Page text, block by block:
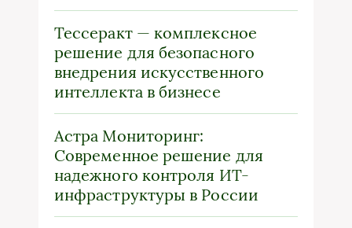
Тессеракт — комплексное
решение для безопасного
внедрения искусственного
интеллекта в бизнесе
Астра Мониторинг:
Современное решение для
надежного контроля ИТ-
инфраструктуры в России